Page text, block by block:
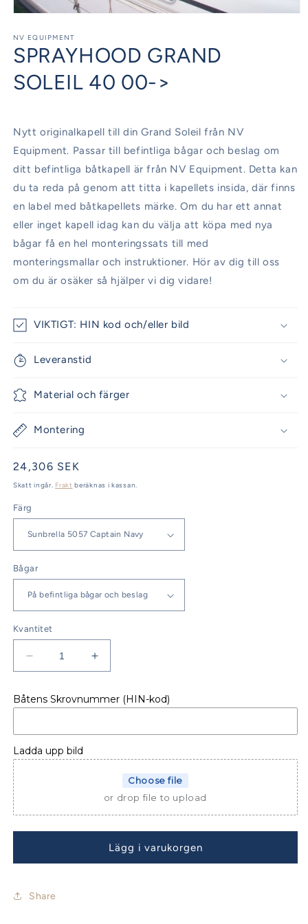
1
i
modalfönster
NV EQUIPMENT
SPRAYHOOD GRAND
SOLEIL 40 00->
Nytt originalkapell till din Grand Soleil från NV
Equipment. Passar till befintliga bågar och beslag om
ditt befintliga båtkapell är från NV Equipment. Detta kan
du ta reda på genom att titta i kapellets insida, där finns
en label med båtkapellets märke. Om du har ett annat
eller inget kapell idag kan du välja att köpa med nya
bågar få en hel monteringssats till med
monteringsmallar och instruktioner. Hör av dig till oss
om du är osäker så hjälper vi dig vidare!
VIKTIGT: HIN kod och/eller bild
Leveranstid
Material och färger
Montering
Ordinarie
pris
24,306 SEK
Skatt ingår. Frakt beräknas i kassan.
Färg
Bågar
Kvantitet
Minska
kvantitet
SPRAYHOOD
SOLEIL
40
00-
Öka
kvantitet
SPRAYHOOD
SOLEIL
00-
Båtens Skrovnummer (HIN-kod)
Ladda upp bild
Choose file
or drop file to upload
Lägg i varukorgen
Share